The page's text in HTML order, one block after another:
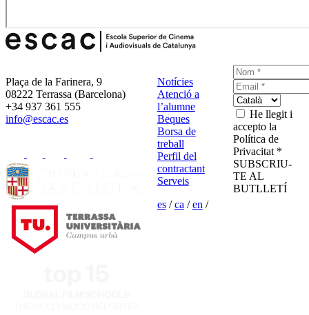
Plaça de la Farinera, 9
08222 Terrassa (Barcelona)
+34 937 361 555
info@escac.es
Notícies
Atenció a
l’alumne
Beques
Borsa de
treball
Perfil del
contractant
Serveis
es/ca /en /
He llegit i
accepto la
Política de
Privacitat *
SUBSCRIU-
TE AL
BUTLLETÍ